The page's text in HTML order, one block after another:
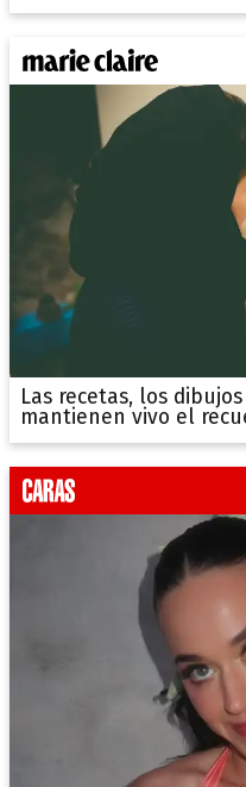
Las recetas, los
mantienen vivo el